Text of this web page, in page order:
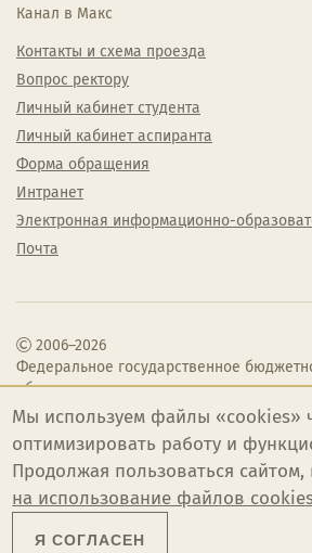
Канал в Макс
Контакты и схема проезда
Вопрос ректору
Личный кабинет студента
Личный кабинет аспиранта
Форма обращения
Интранет
Электронная информационно-
Почта
2006–2026
Федеральное государственное
образовательное учреждение высшего
образования «Челябинский
институт культуры»
Мы используем файлы «cookies»
оптимизировать работу и
Продолжая пользоваться сайтом,
на использование файлов
Я СОГЛАСЕН